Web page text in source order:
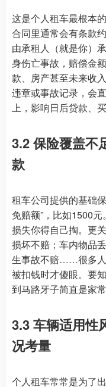
这是个人租车最根本
合同里通常会有条款
由承租人（就是你）
身伤亡事故，赔偿金
款、房产甚至未来收
违章或事故记录，会
上，影响日后贷款、买
3.2 保险覆盖不
款
租车公司提供的基础
免赔额”，比如1500
损失你得自己掏。更
损坏不赔；车内物品
生事故不赔……很多人
被扣钱时才傻眼。要
到马路牙子简直是家常
3.3 车辆适用性
况考量
个人租车常常是为了